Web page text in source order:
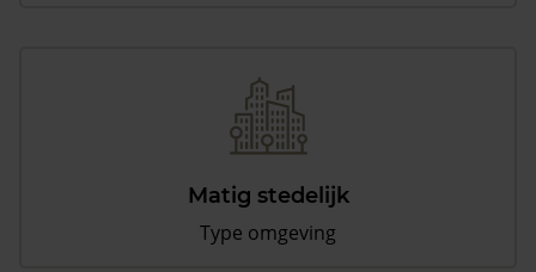
Matig stedelijk
Type omgeving